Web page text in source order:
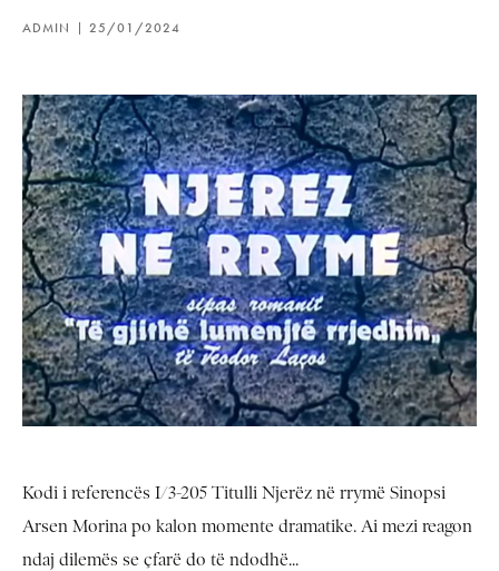
ADMIN 25/01/2024
Kodi i referencës I/3-205 Titulli Njerëz në rrymë Sinopsi
Arsen Morina po kalon momente dramatike. Ai mezi reagon
ndaj dilemës se çfarë do të ndodhë...